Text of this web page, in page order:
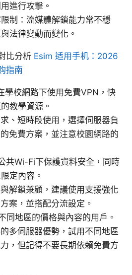
進行攻擊。
制：流媒體解鎖能力常不穩
法律變動而變化。
比分析 Esim 适用手机：2026
指南
學校網路下使用免費VPN，快
教學資源。
、短時段使用，選擇伺服器負
免費方案，並注意校園網路的
共Wi-Fi下保護資料安全，同時
定內容。
解鎖兼顧，建議使用支援強化
案，並搭配分流設定。
同地區的價格與內容的用戶。
多伺服器優勢，試用不同地區
，但記得不要長期依賴免費方